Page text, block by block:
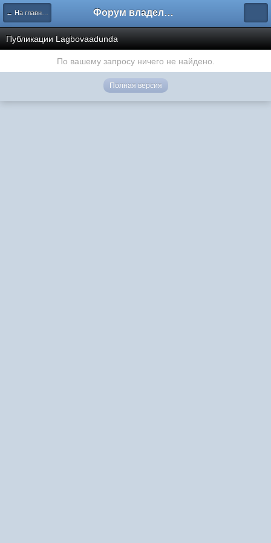
← На главную Форум владельцев интернет-магазинов
Публикации Lagbovaadunda
По вашему запросу ничего не найдено.
Полная версия